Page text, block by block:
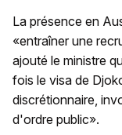
La présence en
«entraîner une
ajouté le ministre
fois le visa de
discrétionnaire,
d'ordre public».